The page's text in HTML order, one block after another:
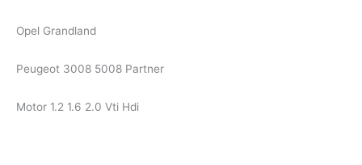
Opel Grandland
Peugeot 3008 5008 Partner
Motor 1.2 1.6 2.0 Vti Hdi